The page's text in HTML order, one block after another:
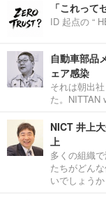
「これっ
ID 起点の “
自動車部品
ェア感染
それは朝出
た。NITTAN
NICT 井上
上
多くの組織
たちがどん
いでしょうか